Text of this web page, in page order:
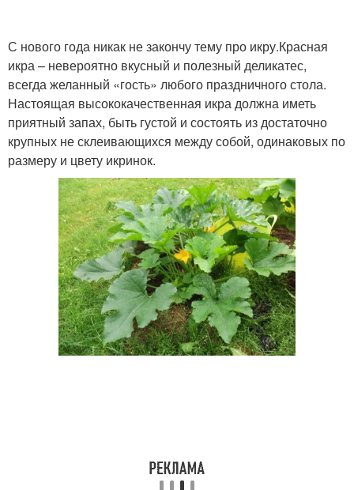
С нового года никак не закончу тему про икру.Красная
икра – невероятно вкусный и полезный деликатес,
всегда желанный «гость» любого праздничного стола.
Настоящая высококачественная икра должна иметь
приятный запах, быть густой и состоять из достаточно
крупных не склеивающихся между собой, одинаковых по
размеру и цвету икринок.